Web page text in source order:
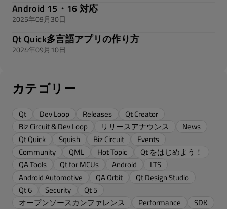
Android 15・16 対応
2025年09月30日
Qt Quick多言語アプリの作り方
2024年09月10日
カテゴリー
Qt Dev Loop Releases
Qt Creator
Biz Circuit & Dev Loop
リリースアナウンス
News
Qt Quick
Squish Biz Circuit
Events
Community
QML Hot Topic
Qt をはじめよう！
QA Tools
Qt for MCUs Android
LTS
Android Automotive
QA Orbit
Qt Design Studio
Qt 6
Security
Qt 5
オープンソースカンファレンス
Performance
SDK